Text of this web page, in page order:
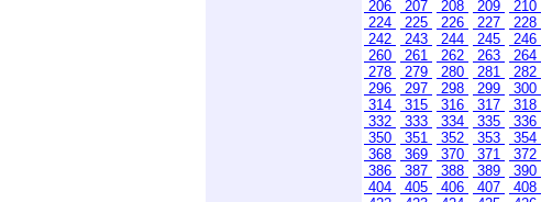
206
207 208 209 210
224
225 226 227 228
242
243 244 245 246
260
261 262 263 264
278
279 280 281 282
296
297 298 299 300
314
315 316 317 318
332
333 334 335 336
350
351 352 353 354
368
369 370 371 372
386
387 388 389 390
404
405 406 407 408